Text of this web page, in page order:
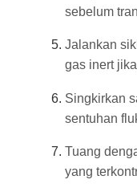
sebelum
Jalankan
gas inert
Singkirkan
sentuhan
Tuang
yang